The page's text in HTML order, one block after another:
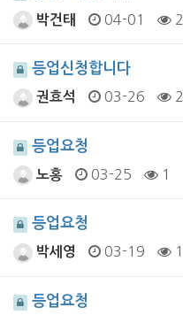
박건태 04-01 2
등업신청합니다
권효석 03-26 2
등업요청
노홍 03-25 1
등업요청
박세영 03-19 1
등업요청